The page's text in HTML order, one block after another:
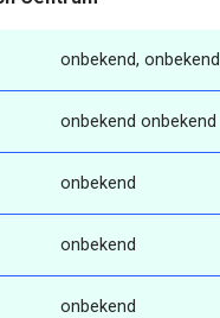
onbekend,
onbekend onbekend
onbekend
onbekend
onbekend